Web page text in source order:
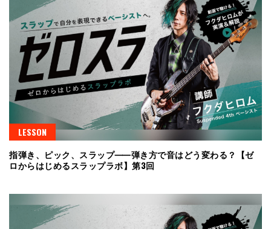
LESSON
指弾き、ピック、スラップ⸺弾き方で音はどう変わる？【ゼ
ロからはじめるスラップラボ】第3回